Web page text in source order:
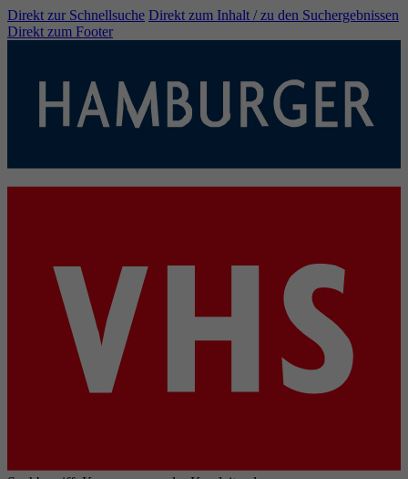
Direkt zur Schnellsuche Direkt zum Inhalt / zu den Suchergebnissen
Direkt zum Footer